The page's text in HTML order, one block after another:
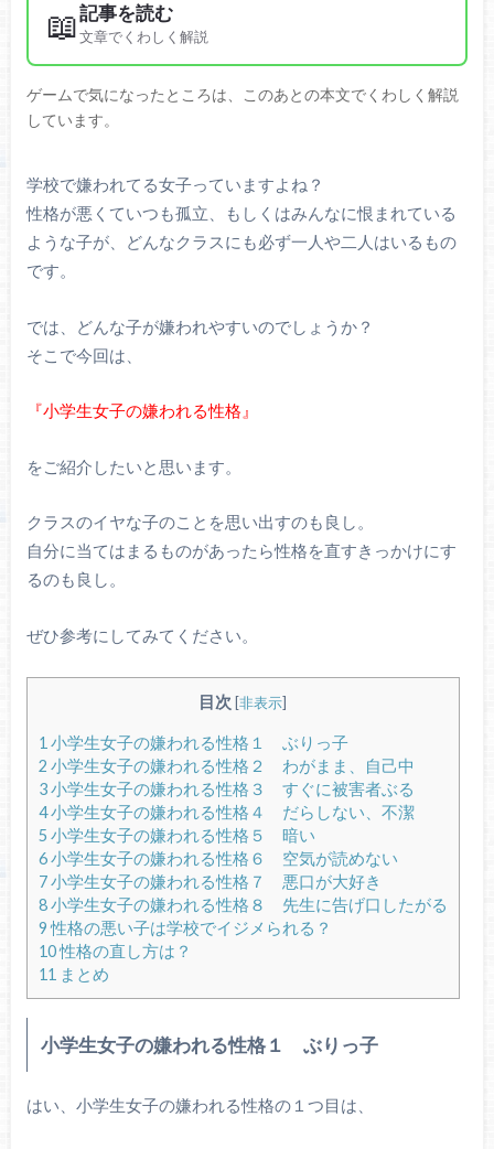
📖記事を読む
文章でくわしく解説
ゲームで気になったところは、このあとの本文でくわしく解説
しています。
学校で嫌われてる女子っていますよね？
性格が悪くていつも孤立、もしくはみんなに恨まれている
ような子が、どんなクラスにも必ず一人や二人はいるもの
です。
では、どんな子が嫌われやすいのでしょうか？
そこで今回は、
『小学生女子の嫌われる性格』
をご紹介したいと思います。
クラスのイヤな子のことを思い出すのも良し。
自分に当てはまるものがあったら性格を直すきっかけにす
るのも良し。
ぜひ参考にしてみてください。
目次 [非表示]
1 小学生女子の嫌われる性格１ ぶりっ子
2 小学生女子の嫌われる性格２ わがまま、自己中
3小学生女子の嫌われる性格３ すぐに被害者ぶる
4小学生女子の嫌われる性格４ だらしない、不潔
5 小学生女子の嫌われる性格５ 暗い
6小学生女子の嫌われる性格６ 空気が読めない
7小学生女子の嫌われる性格７ 悪口が大好き
8小学生女子の嫌われる性格８ 先生に告げ口したがる
9性格の悪い子は学校でイジメられる？
10性格の直し方は？
11 まとめ
小学生女子の嫌われる性格１ ぶりっ子
はい、小学生女子の嫌われる性格の１つ目は、